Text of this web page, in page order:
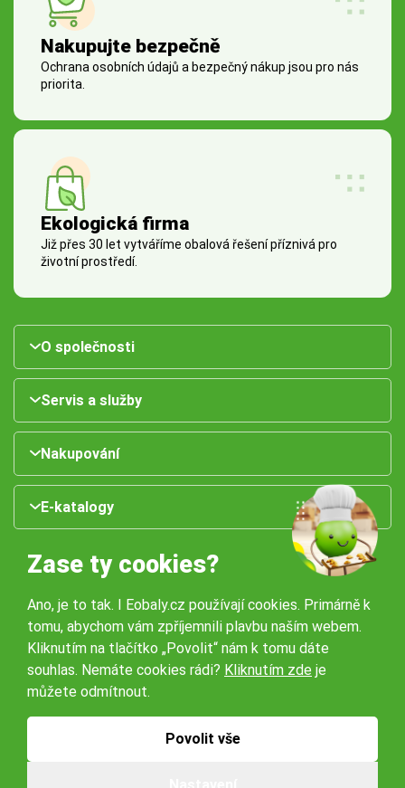
Nakupujte bezpečně
Ochrana osobních údajů a bezpečný nákup jsou pro nás
priorita.
Ekologická firma
Již přes 30 let vytváříme obalová řešení příznivá pro
životní prostředí.
O společnosti
Servis a služby
Nakupování
E-katalogy
Naše pobočky:
Obchodní podmínky
Zase ty cookies?
Ano, je to tak. I Eobaly.cz používají cookies. Primárně k
tomu, abychom vám zpříjemnili plavbu naším webem.
Kliknutím na tlačítko „Povolit“ nám k tomu dáte
souhlas. Nemáte cookies rádi? Kliknutím zde je
můžete odmítnout.
Povolit vše